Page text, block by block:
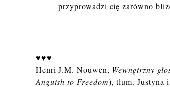
przyprowadzi cię zarówno
♥♥♥
Henri J.M. Nouwen, Wewnętrzny
Anguish to Freedom), tłum. Justyna